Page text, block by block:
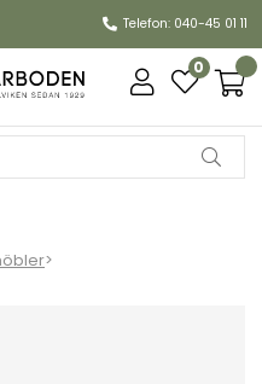
Telefon: 040-45 01 11
0
>